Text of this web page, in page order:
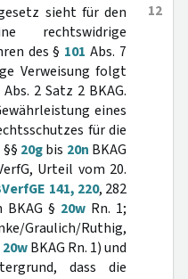
12
sieht für den
rechtswidrige
des § 101 Abs. 7
Verweisung folgt
Abs. 2 Satz 2 BKAG.
eines
für die
20gbis 20n BKAG
Urteil vom 20.
141, 220, 282
BKAG § 20w Rn. 1;
Ruthig,
20wBKAG Rn. 1) und
dass die